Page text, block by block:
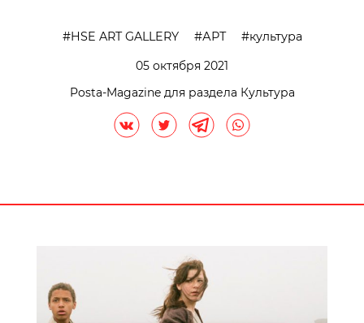
HSE ART GALLERY АРТ
культура
05 октября 2021
Posta-Magazine для раздела Культура